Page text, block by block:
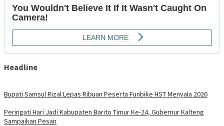
Headline
Bupati Samsul Rizal Lepas Ribuan Peserta Funbike HST Menyala 2026
Peringati Hari Jadi Kabupaten Barito Timur Ke-24, Gubernur Kalteng
Sampaikan Pesan